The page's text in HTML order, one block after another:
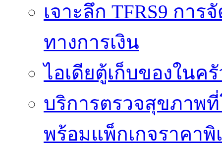
เจาะลึก TFRS9 กา
ทางการเงิน
ไอเดียตู้เก็บของในค
บริการตรวจสุขภาพ
พร้อมแพ็กเกจราคาพิ